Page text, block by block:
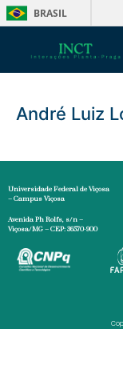
BRASIL
André Luiz
Universidade Federal de Viçosa
– Campus Viçosa
Avenida Ph Rolfs, s/n –
Viçosa/MG – CEP: 36570-900